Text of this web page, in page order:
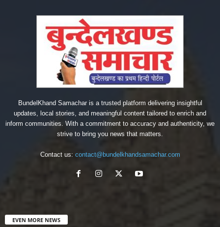
BundelKhand Samachar is a trusted platform delivering insightful
updates, local stories, and meaningful content tailored to enrich and
inform communities. With a commitment to accuracy and authenticity, we
strive to bring you news that matters.
Contact us: contact@bundelkhandsamachar.com
EVEN MORE NEWS